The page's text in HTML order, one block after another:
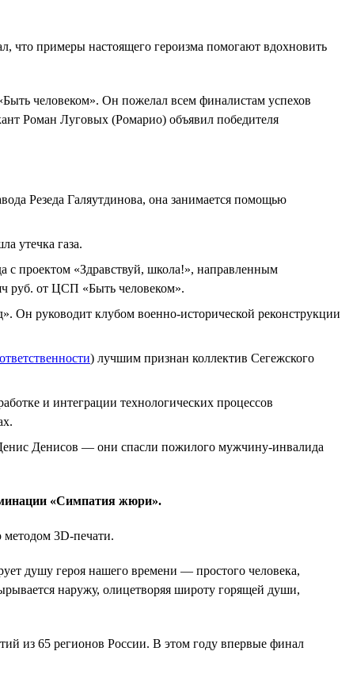
что примеры настоящего героизма помогают вдохновить
человеком». Он пожелал всем финалистам успехов
Роман Луговых (Ромарио) объявил победителя
Резеда Галяутдинова, она занимается помощью
утечка газа.
с проектом «Здравствуй, школа!», направленным
руб. от ЦСП «Быть человеком».
Он руководит клубом военно-исторической реконструкции
) лучшим признан коллектив Сегежского
и интеграции технологических процессов
Денисов — они спасли пожилого мужчину-инвалида
«Симпатия жюри».
3D-печати.
душу героя нашего времени — простого человека,
наружу, олицетворяя широту горящей души,
из 65 регионов России. В этом году впервые финал